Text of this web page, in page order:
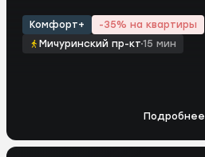
Комфорт+
-35% на квартиры
Мичуринский пр-кт15 мин
Подробнее